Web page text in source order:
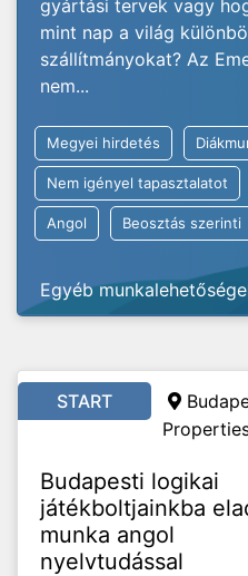
gyártási tervek vagy
mint nap a világ
szállítmányokat? Az
nem...
Megyei hirdetés
Nem igényel tapasztalatot
Angol Beosztás szerinti
Egyéb
START
Budapesti logikai
játékboltjainkba
munka angol
nyelvtudással